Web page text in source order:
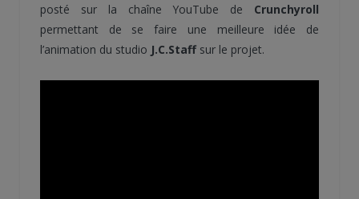
posté sur la chaîne YouTube de Crunchyroll
permettant de se faire une meilleure idée de
l’animation du studio J.C.Staff sur le projet.